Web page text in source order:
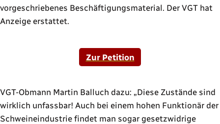
vorgeschriebenes Beschäftigungsmaterial. Der VGT hat
Anzeige erstattet.
Zur Petition
VGT-Obmann Martin Balluch dazu:
Diese Zustände sind
wirklich unfassbar! Auch bei einem hohen Funktionär der
Schweineindustrie findet man sogar gesetzwidrige